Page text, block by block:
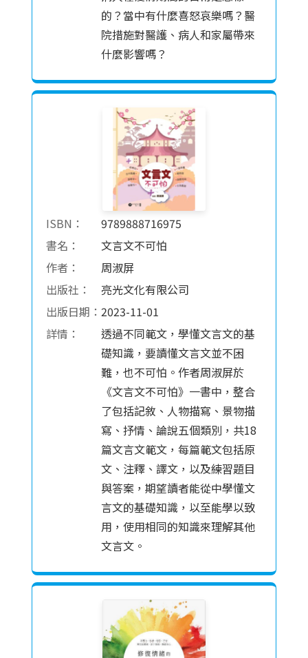
的？當中有什麼喜怒哀樂嗎？醫
院措施對醫護、病人和家屬帶來
什麼影響嗎？
ISBN：
9789888716975
書名：
文言文不可怕
作者：
周淑屏
出版社：
亮光文化有限公司
出版日期：2023-11-01
詳情：
透過不同範文，學懂文言文的基
礎知識，要讀懂文言文並不困
難，也不可怕。作者周淑屏於
《文言文不可怕》一書中，整合
了包括記敘、人物描寫、景物描
寫、抒情、論說五個類別，共18
篇文言文範文，每篇範文包括原
文、注釋、譯文，以及練習題目
與答案，期望讀者能從中學懂文
言文的基礎知識，以至能學以致
用，使用相同的知識來理解其他
文言文。